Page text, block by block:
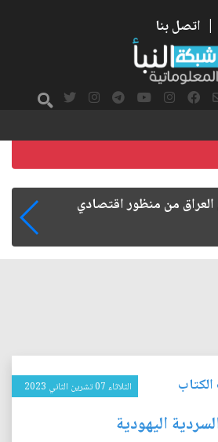
| اتصل بنا
كيف اتسعت الزيارة من هويتها
الثلاثاء 07 تشرين الثاني 2023
اليهودية